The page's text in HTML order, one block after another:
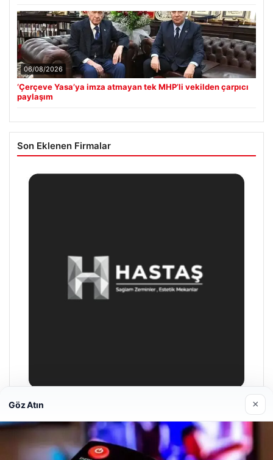
06/08/2026
‘Çerçeve Yasa’ya imza atmayan tek MHP’li vekilden çarpıcı
paylaşım
Son Eklenen Firmalar
29/04/2026
Göz Atın ×